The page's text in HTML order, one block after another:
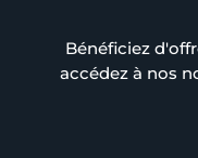
Bénéficiez
accédez à nos